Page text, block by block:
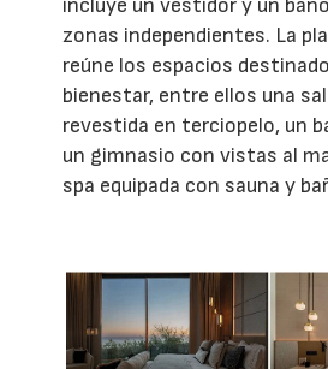
zonas independientes. La
reúne los espacios
bienestar, entre ellos una
revestida en terciopelo, un
un gimnasio con vistas al
spa equipada con sauna y